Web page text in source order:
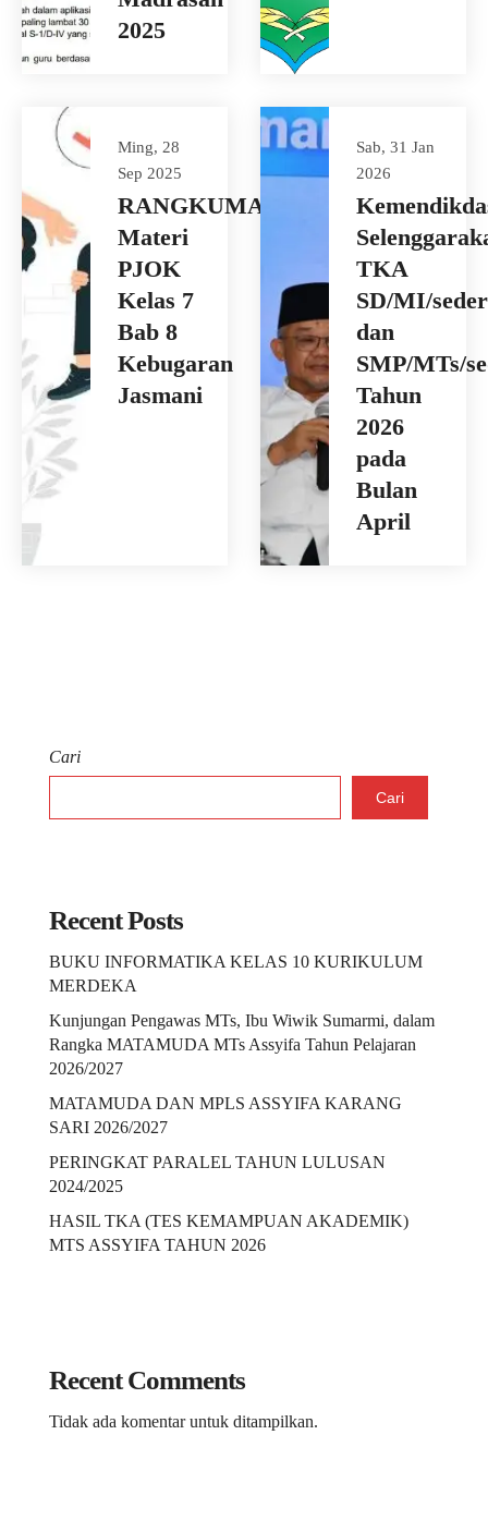
2025
Ming, 28
Sep 2025
RANGKUMAN
Materi
PJOK
Kelas 7
Bab 8
Kebugaran
Jasmani
Sab, 31 Jan
2026
TKA
SD/MI/
dan
SMP/MTs/
Tahun
2026
pada
Bulan
April
Cari
Cari
Recent Posts
BUKU INFORMATIKA KELAS 10 KURIKULUM
MERDEKA
Kunjungan Pengawas MTs, Ibu Wiwik Sumarmi, dalam
Rangka MATAMUDA MTs Assyifa Tahun Pelajaran
2026/2027
MATAMUDA DAN MPLS ASSYIFA KARANG
SARI 2026/2027
PERINGKAT PARALEL TAHUN LULUSAN
2024/2025
HASIL TKA (TES KEMAMPUAN AKADEMIK)
MTS ASSYIFA TAHUN 2026
Recent Comments
Tidak ada komentar untuk ditampilkan.